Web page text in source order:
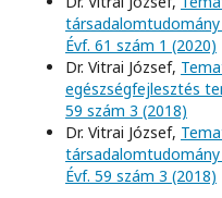
Évf. 61 szám 1 (2020)
Dr. Vitrai József,
egészségfejlesztés
59 szám 3 (2018)
Dr. Vitrai József,
Évf. 59 szám 3 (2018)